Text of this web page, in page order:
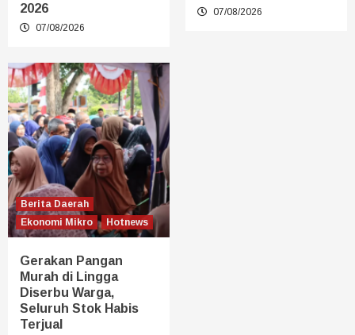
2026
07/08/2026
07/08/2026
Berita Daerah
Ekonomi Mikro
Hotnews
Gerakan Pangan
Murah di Lingga
Diserbu Warga,
Seluruh Stok Habis
Terjual